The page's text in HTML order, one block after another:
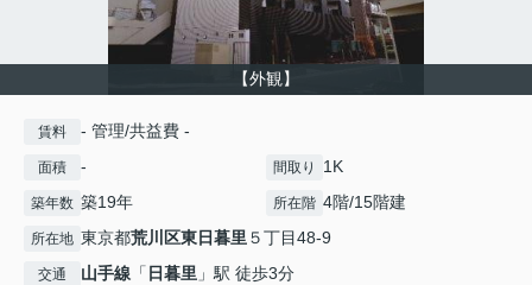
【外観】
賃料 - 管理/共益費 -
面積 - 間取り 1K
築年数 築19年 所在階 4階/15階建
所在地 東京都荒川区東日暮里５丁目48-9
交通 山手線 「 日暮里 」駅 徒歩3分